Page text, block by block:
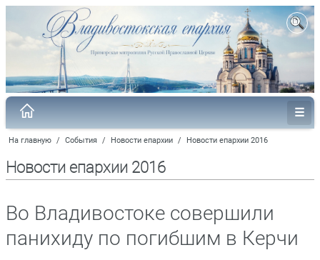
На главную / События / Новости епархии / Новости епархии 2016
Новости епархии 2016
Во Владивостоке совершили
панихиду по погибшим в Керчи